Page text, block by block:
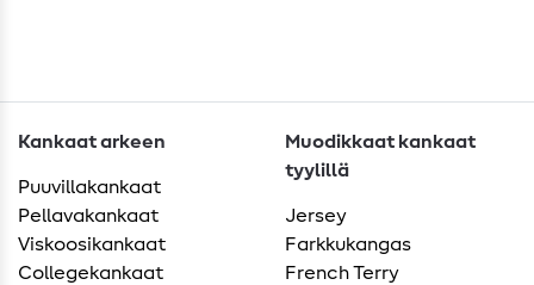
Kankaat arkeen
Puuvillakankaat
Pellavakankaat
Viskoosikankaat
Collegekankaat
Muodikkaat kankaat
tyylillä
Jersey
Farkkukangas
French Terry